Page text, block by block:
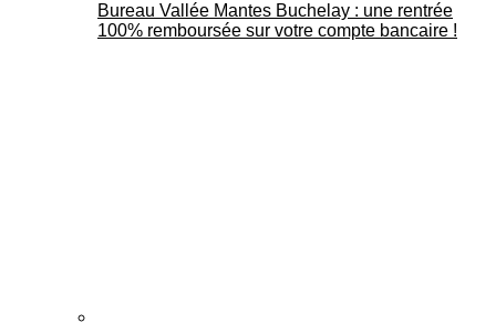
Bureau Vallée Mantes Buchelay : une rentrée
100% remboursée sur votre compte bancaire !